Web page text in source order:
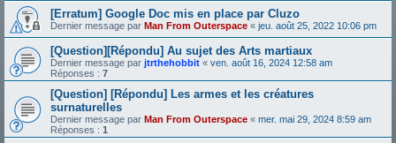
[Erratum] Google Doc mis en place par Cluzo
Dernier message par Man From Outerspace « jeu. août 25, 2022 10:06 pm
[Question][Répondu] Au sujet des Arts martiaux
Dernier message par jtrthehobbit « ven. août 16, 2024 12:58 am
Réponses : 7
[Question] [Répondu] Les armes et les créatures
surnaturelles
Dernier message par Man From Outerspace « mer. mai 29, 2024 8:59 am
Réponses : 1